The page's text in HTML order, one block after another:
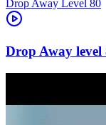
Level 80